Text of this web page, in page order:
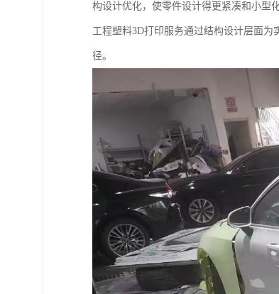
构设计优化，使零件设计得更紧凑和小型
工程塑料3D打印服务通过结构设计层面
径。